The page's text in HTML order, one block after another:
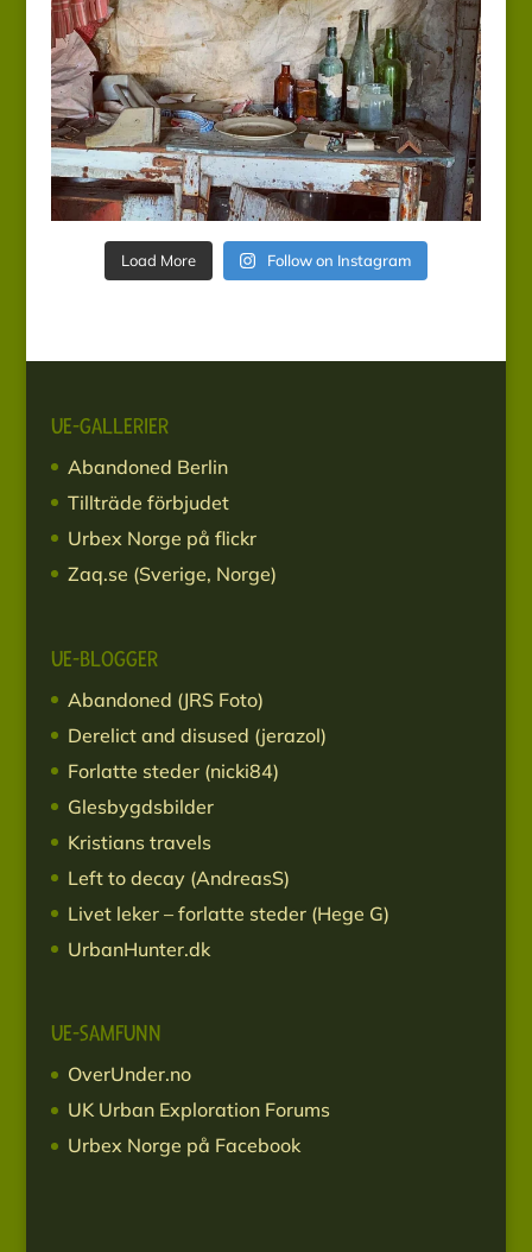
Load More Follow on Instagram
UE-GALLERIER
Abandoned Berlin
Tillträde förbjudet
Urbex Norge på flickr
Zaq.se (Sverige, Norge)
UE-BLOGGER
Abandoned (JRS Foto)
Derelict and disused (jerazol)
Forlatte steder (nicki84)
Glesbygdsbilder
Kristians travels
Left to decay (AndreasS)
Livet leker – forlatte steder (Hege G)
UrbanHunter.dk
UE-SAMFUNN
OverUnder.no
UK Urban Exploration Forums
Urbex Norge på Facebook